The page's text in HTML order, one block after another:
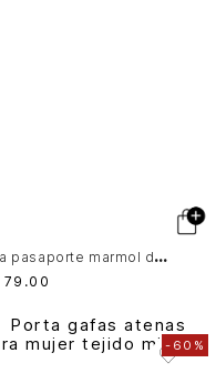
P
orta pasaporte marmol de cuero para mujer grabado
79 .00
- 60%